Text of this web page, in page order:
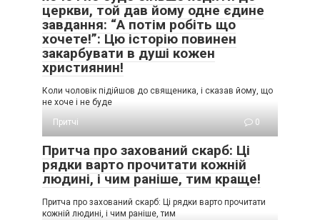
церкви, той дав йому одне єдине
завдання: “А потім робіть що
хочете!”: Цю історію повинен
закарбувати в душі кожен
християнин!
Коли чоловік підійшов до священика, і сказав йому, що
не хоче і не буде
Притчі
0
Притча про захований скарб: Ці
рядки варто прочитати кожній
людині, і чим раніше, тим краще!
Притча про захований скарб: Ці рядки варто прочитати
кожній людині, і чим раніше, тим